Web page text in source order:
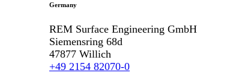
Germany
REM Surface Engineering GmbH
Siemensring 68d
47877 Willich
+49 2154 82070-0